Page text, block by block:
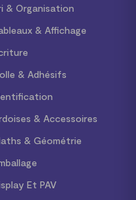
& Organisation
& Affichage
& Adhésifs
& Accessoires
& Géométrie
Et PAV